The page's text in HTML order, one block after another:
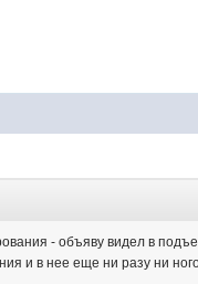
- объяву видел в
и в нее еще ни разу ни